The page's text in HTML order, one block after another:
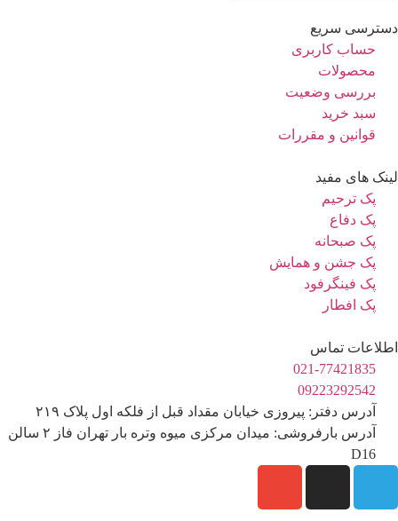
دسترسی سریع
حساب کاربری
محصولات
بررسی وضعیت
سبد خرید
قوانین و مقررات
لینک های مفید
پک ترحیم
پک دفاع
پک صبحانه
پک جشن و همایش
پک فینگرفود
پک افطار
اطلاعات تماس
021-77421835
09223292542
آدرس دفتر: پیروزی خیابان مقداد قبل از فلکه اول پلاک ۲۱۹
آدرس بارفروشی: میدان مرکزی میوه وتره بار تهران فاز ۲ سالن
D16